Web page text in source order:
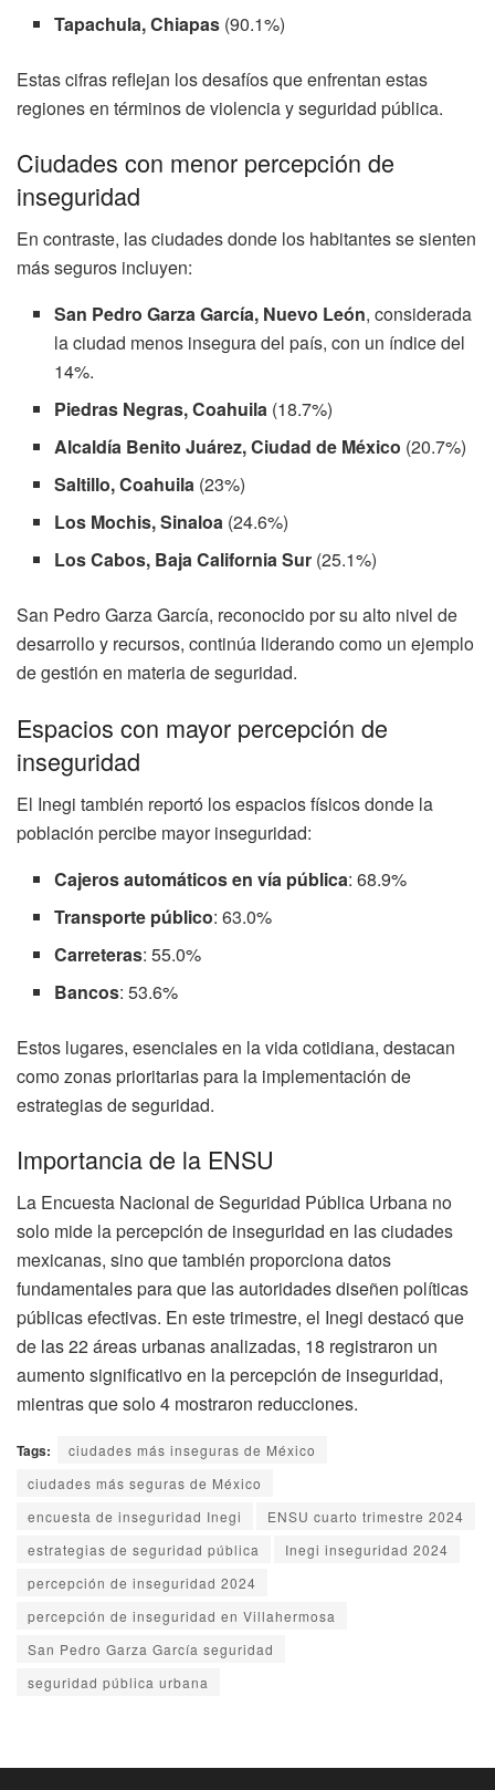
Tapachula, Chiapas (90.1%)
Estas cifras reflejan los desafíos que enfrentan estas
regiones en términos de violencia y seguridad pública.
Ciudades con menor percepción de
inseguridad
En contraste, las ciudades donde los habitantes se sienten
más seguros incluyen:
San Pedro Garza García, Nuevo León, considerada
la ciudad menos insegura del país, con un índice del
14%.
Piedras Negras, Coahuila (18.7%)
Alcaldía Benito Juárez, Ciudad de México (20.7%)
Saltillo, Coahuila (23%)
Los Mochis, Sinaloa (24.6%)
Los Cabos, Baja California Sur (25.1%)
San Pedro Garza García, reconocido por su alto nivel de
desarrollo y recursos, continúa liderando como un ejemplo
de gestión en materia de seguridad.
Espacios con mayor percepción de
inseguridad
El Inegi también reportó los espacios físicos donde la
población percibe mayor inseguridad:
Cajeros automáticos en vía pública: 68.9%
Transporte público: 63.0%
Carreteras: 55.0%
Bancos: 53.6%
Estos lugares, esenciales en la vida cotidiana, destacan
como zonas prioritarias para la implementación de
estrategias de seguridad.
Importancia de la ENSU
La Encuesta Nacional de Seguridad Pública Urbana no
solo mide la percepción de inseguridad en las ciudades
mexicanas, sino que también proporciona datos
fundamentales para que las autoridades diseñen políticas
públicas efectivas. En este trimestre, el Inegi destacó que
de las 22 áreas urbanas analizadas, 18 registraron un
aumento significativo en la percepción de inseguridad,
mientras que solo 4 mostraron reducciones.
Tags:
ciudades más inseguras de México
ciudades más seguras de México
encuesta de inseguridad Inegi
ENSU cuarto trimestre 2024
estrategias de seguridad pública
Inegi inseguridad 2024
percepción de inseguridad 2024
percepción de inseguridad en Villahermosa
San Pedro Garza García seguridad
seguridad pública urbana